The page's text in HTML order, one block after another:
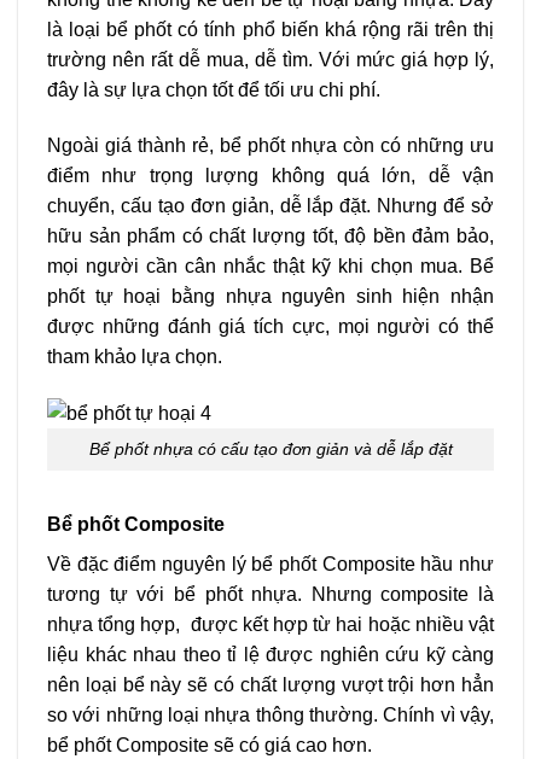
là loại bể phốt có tính phổ biến khá rộng rãi trên thị
trường nên rất dễ mua, dễ tìm. Với mức giá hợp lý,
đây là sự lựa chọn tốt để tối ưu chi phí.
Ngoài giá thành rẻ, bể phốt nhựa còn có những ưu
điểm như trọng lượng không quá lớn, dễ vận
chuyển, cấu tạo đơn giản, dễ lắp đặt. Nhưng để sở
hữu sản phẩm có chất lượng tốt, độ bền đảm bảo,
mọi người cần cân nhắc thật kỹ khi chọn mua. Bể
phốt tự hoại bằng nhựa nguyên sinh hiện nhận
được những đánh giá tích cực, mọi người có thể
tham khảo lựa chọn.
Bể phốt nhựa có cấu tạo đơn giản và dễ lắp đặt
Bể phốt Composite
Về đặc điểm nguyên lý bể phốt Composite hầu như
tương tự với bể phốt nhựa. Nhưng composite là
nhựa tổng hợp, được kết hợp từ hai hoặc nhiều vật
liệu khác nhau theo tỉ lệ được nghiên cứu kỹ càng
nên loại bể này sẽ có chất lượng vượt trội hơn hẳn
so với những loại nhựa thông thường. Chính vì vậy,
bể phốt Composite sẽ có giá cao hơn.